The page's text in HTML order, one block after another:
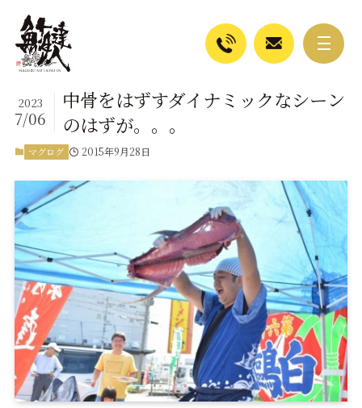
中骨をはずすダイナミックなシーン
のはずが。。。
2023
7/06
マグログ 2015年9月28日